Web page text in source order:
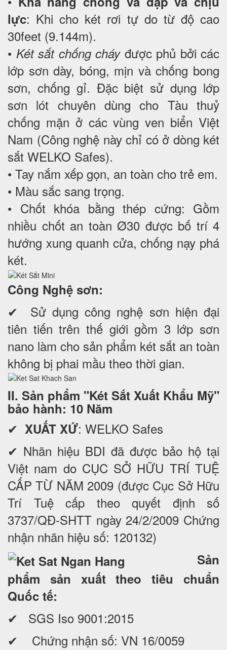
lực: Khi cho két rơi tự do từ độ cao
30feet (9.144m).
• Két sắt chống cháyđược phủ bởi các
lớp sơn dày, bóng, mịn và chống bong
sơn, chống gỉ. Đặc biệt sử dụng lớp
sơn lót chuyên dùng cho Tàu thuỷ
chống mặn ở các vùng ven biển Việt
Nam (Công nghệ này chỉ có ở dòng két
sắt WELKO Safes).
• Tay nắm xếp gọn, an toàn cho trẻ em.
• Màu sắc sang trọng.
• Chốt khóa bằng thép cứng: Gồm
nhiều chốt an toàn Ø30 được bố trí 4
hướng xung quanh cửa, chống nạy phá
két.
Công Nghệ sơn:
✔ Sử dụng công nghệ sơn hiện đại
tiên tiến trên thế giới gồm 3 lớp sơn
nano làm cho sản phẩm két sắt an toàn
không bị phai mầu theo thời gian.
II. Sản phẩm "Két Sắt Xuất Khẩu Mỹ"
bảo hành: 10 Năm
✔ XUẤT XỨ: WELKO Safes
✔ Nhãn hiệu BDI đã được bảo hộ tại
Việt nam do CỤC SỞ HỮU TRÍ TUỆ
CẤP TỪ NĂM 2009 (được Cục Sở Hữu
Trí Tuệ cấp theo quyết định số
3737/QĐ-SHTT ngày 24/2/2009 Chứng
nhận nhãn hiệu số: 120132)
Sản
phẩm sản xuất theo tiêu chuẩn
Quốc tế:
✔ SGS Iso 9001:2015
✔ Chứng nhận số: VN 16/0059